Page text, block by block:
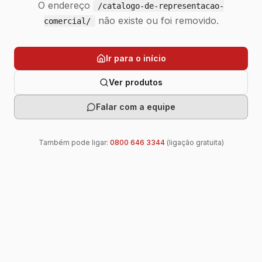
O endereço
/catalogo-de-representacao-
comercial/
não existe ou foi removido.
Ir para o início
Ver produtos
Falar com a equipe
Também pode ligar: 0800 646 3344(ligação gratuita)